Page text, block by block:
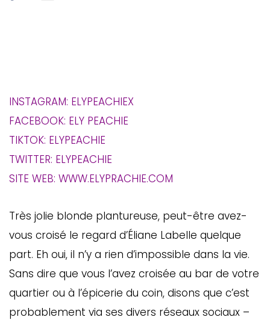
INSTAGRAM: ELYPEACHIEX
FACEBOOK: ELY PEACHIE
TIKTOK: ELYPEACHIE
TWITTER: ELYPEACHIE
SITE WEB: WWW.ELYPRACHIE.COM
Très jolie blonde plantureuse, peut-être avez-
vous croisé le regard d’Éliane Labelle quelque
part. Eh oui, il n’y a rien d’impossible dans la vie.
Sans dire que vous l’avez croisée au bar de votre
quartier ou à l’épicerie du coin, disons que c’est
probablement via ses divers réseaux sociaux –